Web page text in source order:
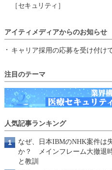
［セキュリティ］
アイティメディアからのお知らせ
キャリア採用の応募を受け付け
注目のテーマ
人気記事ランキング
なぜ、日本IBMのNHK案件は
か？ メインフレーム大撤退
と教訓